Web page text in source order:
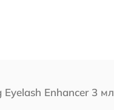
Enhancer 3 мл